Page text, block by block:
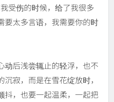
受伤的时候，给了我很多
要太多言语，我需要你的时
动后浅尝辄止的轻浮，也不
寂，而是在雪花绽放时，
抖，也要一起温柔，一起把